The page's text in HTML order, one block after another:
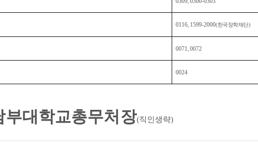
0116, 1599-2000(한국장학재단)
0071, 0072
0024
부대학교총무처장(직인생략)